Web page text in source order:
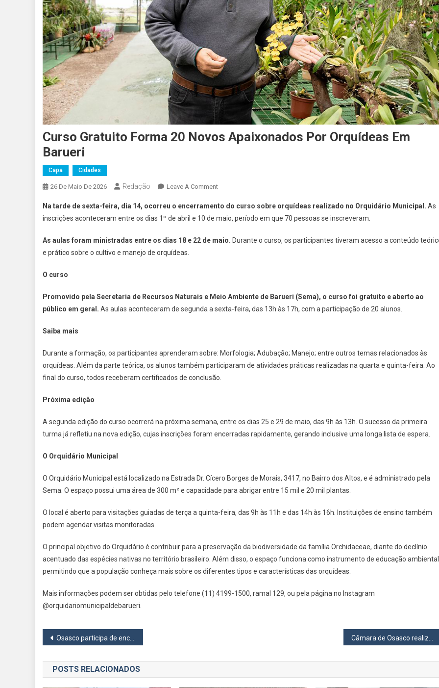
Curso Gratuito Forma 20 Novos Apaixonados Por Orquídeas Em
Barueri
Capa Cidades
26 De Maio De 2026 Redação Leave A CommentOn
Gratuito
Forma
Novos
Barueri
Na tarde de sexta-feira, dia 14, ocorreu o encerramento do curso sobre orquídeas realizado no Orquidário Municipal. As
inscrições aconteceram entre os dias 1º de abril e 10 de maio, período em que 70 pessoas se inscreveram.
As aulas foram ministradas entre os dias 18 e 22 de maio. Durante o curso, os participantes tiveram acesso a conteúdo
e prático sobre o cultivo e manejo de orquídeas.
O curso
Promovido pela Secretaria de Recursos Naturais e Meio Ambiente de Barueri (Sema), o curso foi gratuito e aberto ao
público em geral. As aulas aconteceram de segunda a sexta-feira, das 13h às 17h, com a participação de 20 alunos.
Saiba mais
Durante a formação, os participantes aprenderam sobre: Morfologia; Adubação; Manejo; entre outros temas relacionados às
orquídeas. Além da parte teórica, os alunos também participaram de atividades práticas realizadas na quarta e quinta-feira. Ao
final do curso, todos receberam certificados de conclusão.
Próxima edição
A segunda edição do curso ocorrerá na próxima semana, entre os dias 25 e 29 de maio, das 9h às 13h. O sucesso da primeira
turma já refletiu na nova edição, cujas inscrições foram encerradas rapidamente, gerando inclusive uma longa lista de espera.
O Orquidário Municipal
O Orquidário Municipal está localizado na Estrada Dr. Cícero Borges de Morais, 3417, no Bairro dos Altos, e é administrado pela
Sema. O espaço possui uma área de 300 m² e capacidade para abrigar entre 15 mil e 20 mil plantas.
O local é aberto para visitações guiadas de terça a quinta-feira, das 9h às 11h e das 14h às 16h. Instituições de ensino também
podem agendar visitas monitoradas.
O principal objetivo do Orquidário é contribuir para a preservação da biodiversidade da família Orchidaceae, diante do declínio
acentuado das espécies nativas no território brasileiro. Além disso, o espaço funciona como instrumento de educação
permitindo que a população conheça mais sobre os diferentes tipos e características das orquídeas.
Mais informações podem ser obtidas pelo telefone (11) 4199-1500, ramal 129, ou pela página no Instagram
@orquidariomunicipaldebarueri.
Navegação
de
Post
Osasco participa de encontro nacional sobre combate ao desperdício e fortalecimento dos Bancos de Alimentos
POSTS RELACIONADOS